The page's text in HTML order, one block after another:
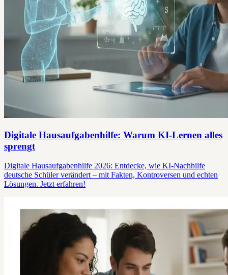
Digitale Hausaufgabenhilfe: Warum KI-Lernen alles
sprengt
Digitale Hausaufgabenhilfe 2026: Entdecke, wie KI-Nachhilfe
deutsche Schüler verändert – mit Fakten, Kontroversen und echten
Lösungen. Jetzt erfahren!